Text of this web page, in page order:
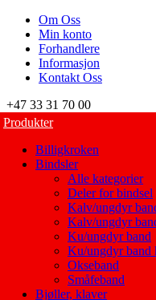
Om Oss
Min konto
Forhandlere
Informasjon
Kontakt Oss
+47 33 31 70 00
Produkter
Billigkroken
Bindsler
Alle kategorier
Deler for bindsel
Kalv/ungdyr
Kalv/ungdyr
Ku/ungdyr band
Ku/ungdyr band
Okseband
Småfeband
Bjøller, klaver